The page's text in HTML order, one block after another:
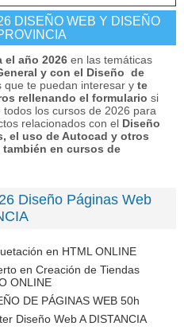
DISEÑO WEB Y DISEÑO
el año 2026 en las temáticas
y con el Diseño de
que te puedan interesar y te
rellenando el formulario si
los cursos de 2026 para
relacionados con el Diseño
el uso de Autocad y otros
en cursos de
Diseño Páginas Web
en HTML ONLINE
en Creación de Tiendas
ONLINE
DE PÁGINAS WEB 50h
Diseño Web A DISTANCIA